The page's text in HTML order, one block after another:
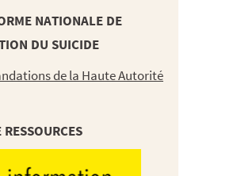
NATIONALE DE
DU SUICIDE
de la Haute Autorité